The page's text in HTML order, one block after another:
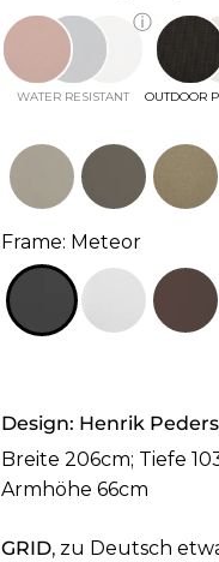
ⓘ
WATER RESISTANT OUTDOOR
Frame: Meteor
Design: Henrik
Breite 206cm; Tiefe
Armhöhe 66cm
GRID, zu Deutsch